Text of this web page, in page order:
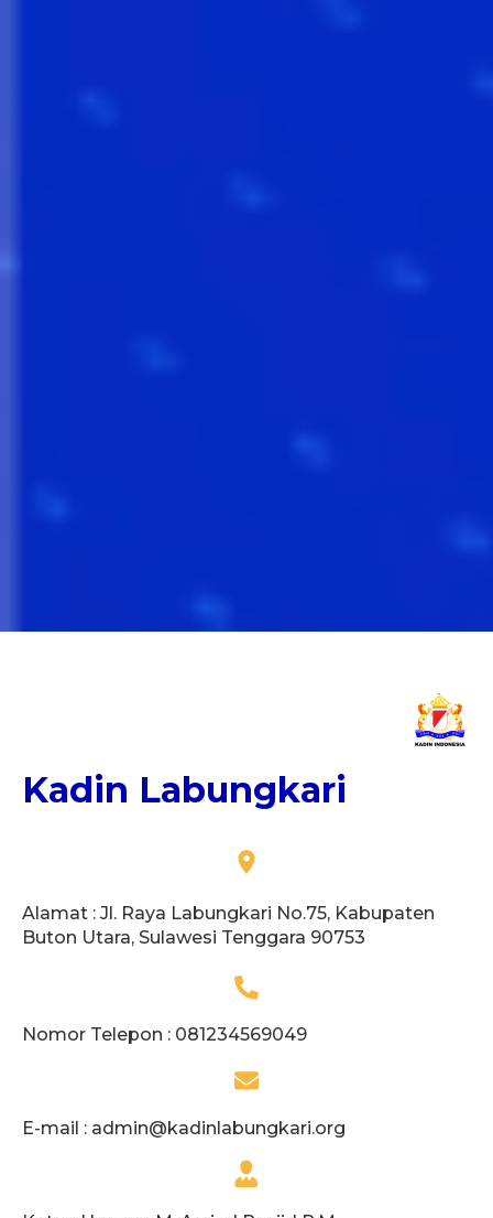
Kadin Labungkari
Alamat : Jl. Raya Labungkari No.75, Kabupaten
Buton Utara, Sulawesi Tenggara 90753
Nomor Telepon : 081234569049
E-mail : admin@kadinlabungkari.org